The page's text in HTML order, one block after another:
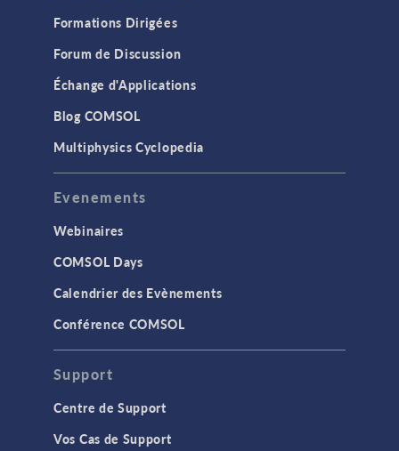
Formations Dirigées
Forum de Discussion
Échange d'Applications
Blog COMSOL
Multiphysics Cyclopedia
Evenements
Webinaires
COMSOL Days
Calendrier des Evènements
Conférence COMSOL
Support
Centre de Support
Vos Cas de Support